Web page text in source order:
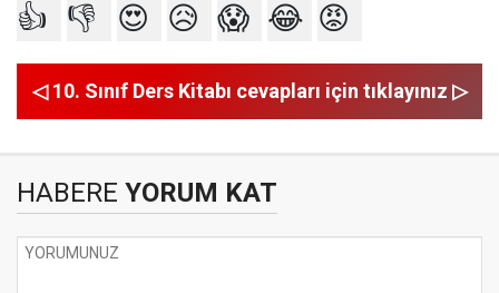
👍 👎 😍 😥 😱 😂 😡
◁ 10. Sınıf Ders Kitabı cevapları için tıklayınız ▷
HABERE YORUM KAT